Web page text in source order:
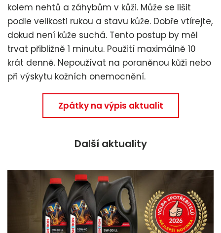
kolem nehtů a záhybům v kůži. Může se lišit
podle velikosti rukou a stavu kůže. Dobře vtírejte,
dokud není kůže suchá. Tento postup by měl
trvat přibližně 1 minutu. Použití maximálně 10
krát denně. Nepoužívat na poraněnou kůži nebo
při výskytu kožních onemocnění.
Zpátky na výpis aktualit
Další aktuality